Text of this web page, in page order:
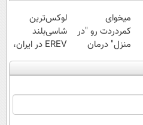
میخوای
کمردردت رو "در
منزل" درمان
کنی؟ (◂فیلم +
◂پرسش‌نامه)
لوکس‌ترین
شاسی‌بلند
EREV در ایران،
توسط نیکا موتور
رونمایی شد!